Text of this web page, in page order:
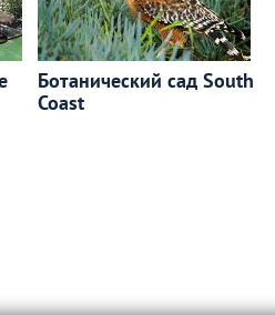
Ботанический сад South
Coast